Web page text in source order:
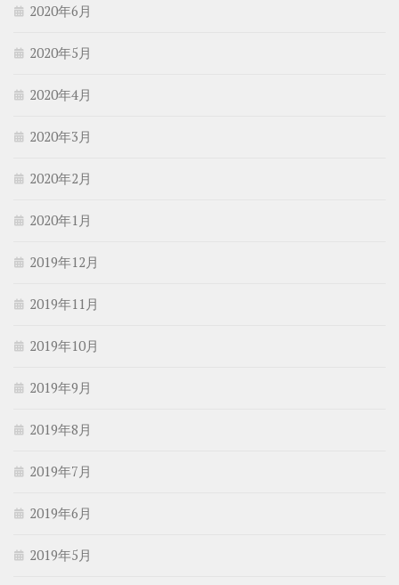
2020年6月
2020年5月
2020年4月
2020年3月
2020年2月
2020年1月
2019年12月
2019年11月
2019年10月
2019年9月
2019年8月
2019年7月
2019年6月
2019年5月